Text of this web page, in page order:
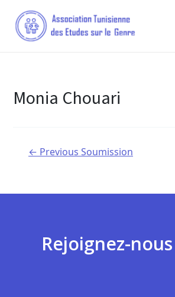
Monia Chouari
← Previous Soumission
Rejoignez-